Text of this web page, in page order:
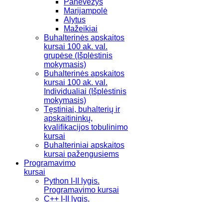
Panevėžys
Marijampolė
Alytus
Mažeikiai
Buhalterinės apskaitos
kursai 100 ak. val.
grupėse (Išplėstinis
mokymasis)
Buhalterinės apskaitos
kursai 100 ak. val.
Individualiai (Išplėstinis
mokymasis)
Tęstiniai, buhalterių ir
apskaitininkų,
kvalifikacijos tobulinimo
kursai
Buhalteriniai apskaitos
kursai pažengusiems
Programavimo
kursai
Python I-II lygis.
Programavimo kursai
C++ I-II lygis.